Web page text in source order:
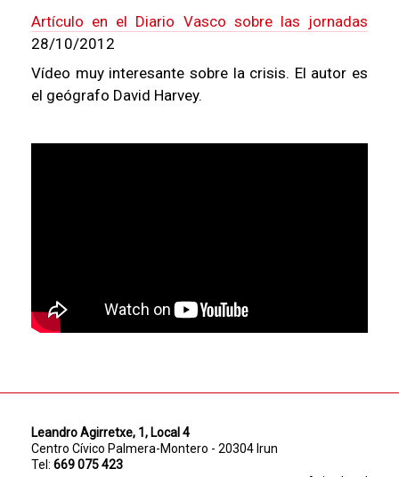
Artículo en el Diario Vasco sobre las jornadas
28/10/2012
Vídeo muy interesante sobre la crisis. El autor es
el geógrafo David Harvey.
Leandro Agirretxe, 1, Local 4
Centro Cívico Palmera-Montero - 20304 Irun
Tel: 669 075 423